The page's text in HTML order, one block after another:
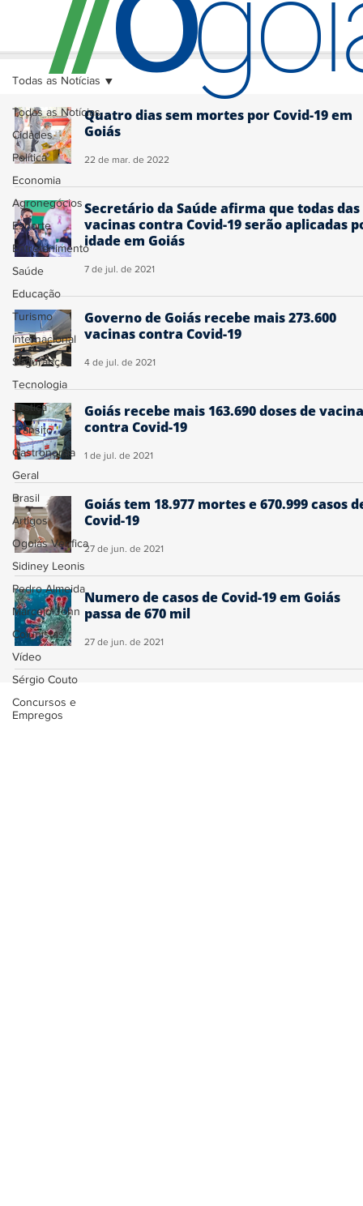
Todas as Notícias
Cidades
Política
Economia
Agronegócios
Esporte
Entretenimento
Saúde
Educação
Turismo
Internacional
Segurança
Tecnologia
Justiça
Trânsito
Gastronomia
Geral
Brasil
Artigos
Ogoiás Verifica
Sidiney Leonis
Pedro Almeida
Marcelo John
Colunistas
Vídeo
Sérgio Couto
Concursos e
Empregos
Todas as Notícias
Quatro dias sem mortes por Covid-19 em
Goiás
22 de mar. de 2022
Secretário da Saúde afirma que todas das
vacinas contra Covid-19 serão aplicadas
idade em Goiás
7 de jul. de 2021
Governo de Goiás recebe mais 273.600
vacinas contra Covid-19
4 de jul. de 2021
Goiás recebe mais 163.690 doses de vacina
contra Covid-19
1 de jul. de 2021
Goiás tem 18.977 mortes e 670.999 casos
Covid-19
27 de jun. de 2021
Numero de casos de Covid-19 em Goiás
passa de 670 mil
27 de jun. de 2021